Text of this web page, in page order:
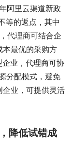
阿里云渠道新政
等的返点，其中
代理商可结合企
本最优的采购方
业，代理商可协
分配模式，避免
业，可提供灵活
降低试错成